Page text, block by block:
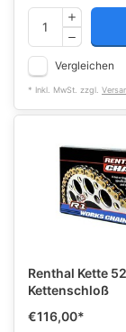
Vergleichen
* Inkl. MwSt. zzgl.
Renthal Kette
Kettenschloß
€116,00*